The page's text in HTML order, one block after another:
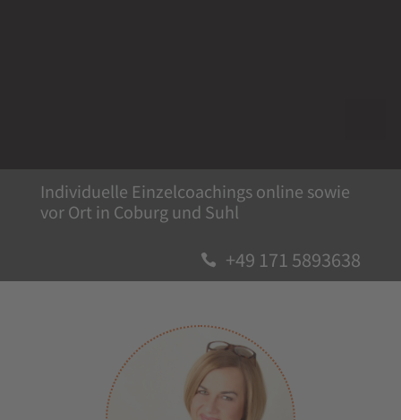
Individuelle Einzelcoachings online ­sowie
vor Ort in Coburg und Suhl
 +49 171 5893638